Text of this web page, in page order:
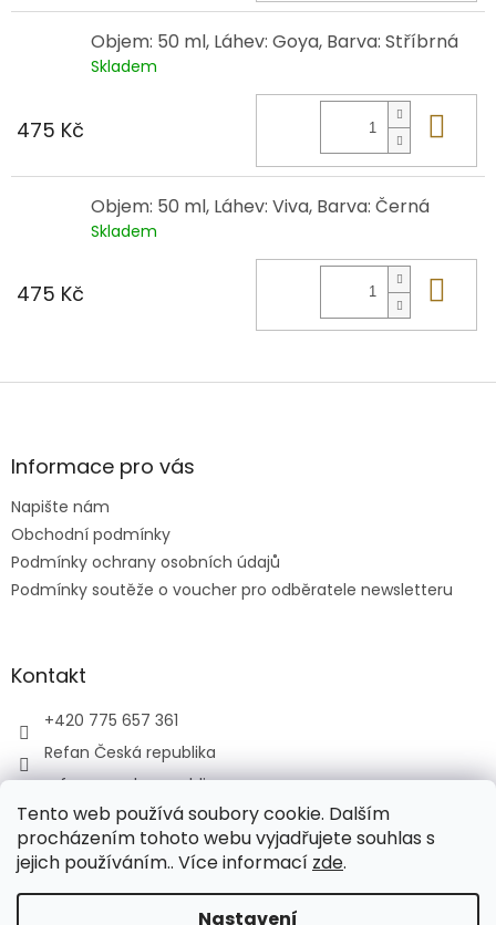
Tento web používá soubory cookie. Dalším
procházením tohoto webu vyjadřujete souhlas s
jejich používáním.. Více informací zde.
Nastavení
Objem: 50 ml, Láhev: Goya, Barva: Stříbrná
Skladem
475 Kč
Objem: 50 ml, Láhev: Viva, Barva: Černá
Skladem
475 Kč
Z
aInformace pro vás
Napište nám
Obchodní podmínky
Podmínky ochrany osobních údajů
Podmínky soutěže o voucher pro odběratele newsletteru
Kontakt
+420 775 657 361
Refan Česká republika
refan_czech_republic